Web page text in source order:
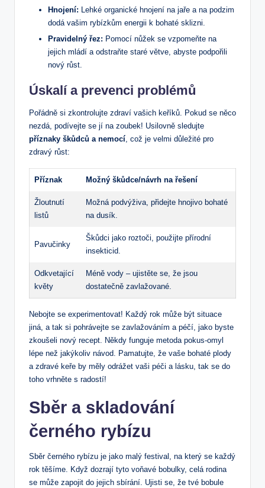
Hnojení: Lehké organické hnojení na jaře a na podzim
dodá vašim rybízkům energii k bohaté sklizni.
Pravidelný řez: Pomocí nůžek se vzpomeňte na
jejich mládí a odstraňte staré větve, abyste podpořili
nový růst.
Úskalí a prevenci problémů
Pořádně si zkontrolujte zdraví vašich keříků. Pokud se něco
nezdá, podívejte se jí na zoubek! Usilovně sledujte
příznaky škůdců a nemocí, což je velmi důležité pro
zdravý růst:
Příznak Možný škůdce/návrh na řešení
Žloutnutí
listů
Možná podvýživa, přidejte hnojivo bohaté
na dusík.
Pavučinky
Škůdci jako roztoči, použijte přírodní
insekticid.
Odkvetající
květy
Méně vody – ujistěte se, že jsou
dostatečně zavlažované.
Nebojte se experimentovat! Každý rok může být situace
jiná, a tak si pohrávejte se zavlažováním a péčí, jako byste
zkoušeli nový recept. Někdy funguje metoda pokus-omyl
lépe než jakýkoliv návod. Pamatujte, že vaše bohaté plody
a zdravé keře by měly odrážet vaši péči a lásku, tak se do
toho vrhněte s radostí!
Sběr a skladování
černého rybízu
Sběr černého rybízu je jako malý festival, na který se každý
rok těšíme. Když dozrají tyto voňavé bobulky, celá rodina
se může zapojit do jejich sbírání. Ujisti se, že tvé bobule